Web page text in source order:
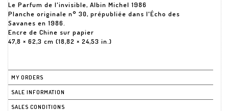
Le Parfum de l'invisible, Albin Michel 1986
Planche originale n° 30, prépubliée dans l'Écho des
Savanes en 1986.
Encre de Chine sur papier
47,8 × 62,3 cm (18,82 × 24,53 in.)
MY ORDERS
SALE INFORMATION
SALES CONDITIONS